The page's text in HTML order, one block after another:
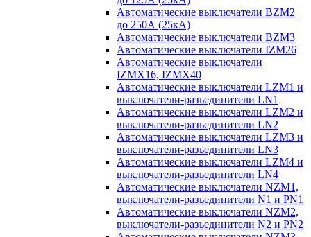
Автоматические выключатели BZM2
до 250А (25кА)
Автоматические выключатели BZM3
Автоматические выключатели IZM26
Автоматические выключатели
IZMX16, IZMX40
Автоматические выключатели LZM1 и
выключатели-разъединители LN1
Автоматические выключатели LZM2 и
выключатели-разъединители LN2
Автоматические выключатели LZM3 и
выключатели-разъединители LN3
Автоматические выключатели LZM4 и
выключатели-разъединители LN4
Автоматические выключатели NZM1,
выключатели-разъединители N1 и PN1
Автоматические выключатели NZM2,
выключатели-разъединители N2 и PN2